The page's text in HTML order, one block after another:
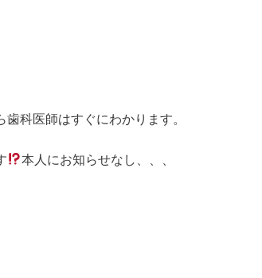
科医師はすぐにわかります。
本人にお知らせなし、、、